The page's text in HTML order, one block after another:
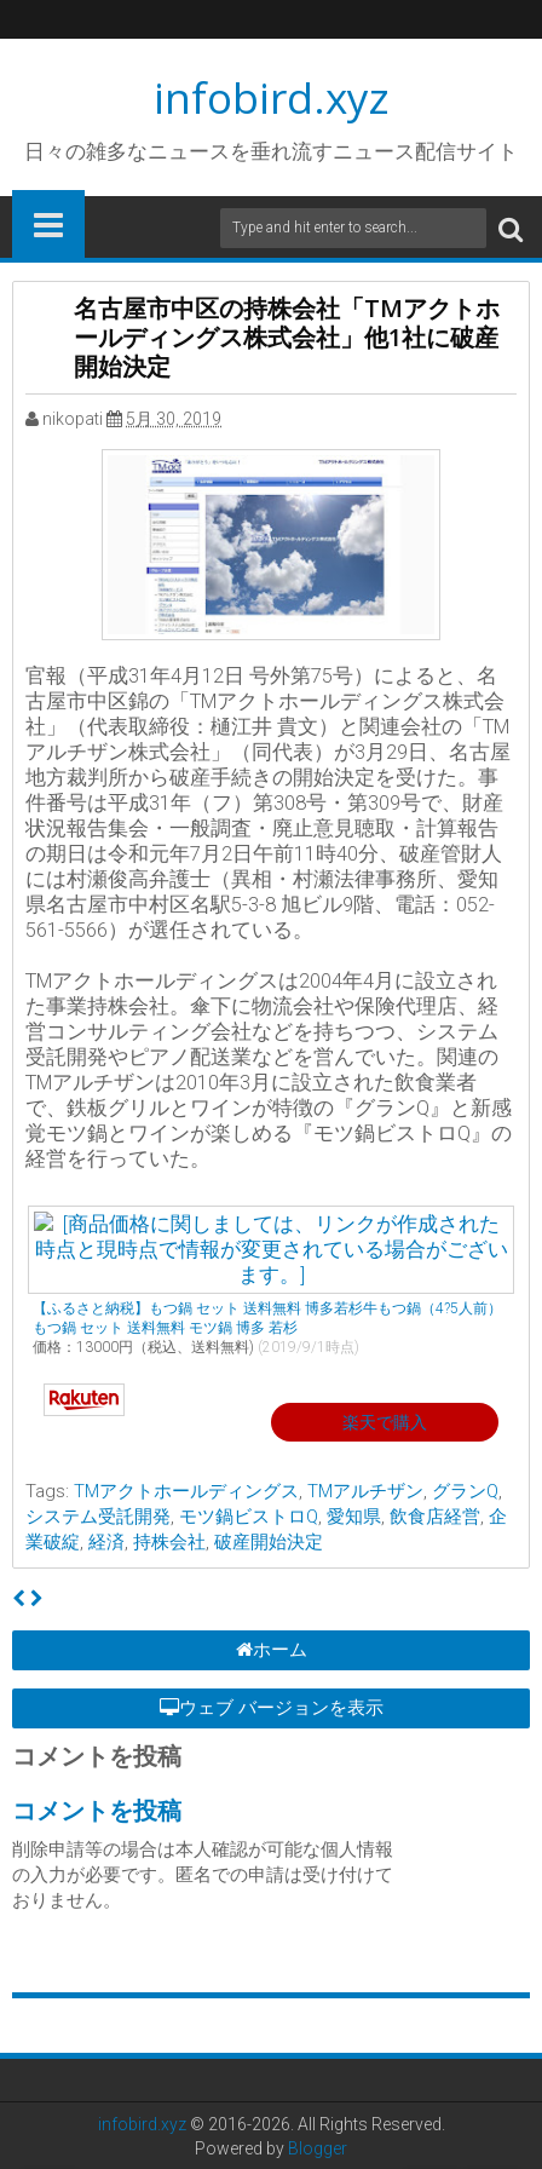
infobird.xyz
日々の雑多なニュースを垂れ流すニュース配信サイト
名古屋市中区の持株会社「TMアクトホ
ールディングス株式会社」他1社に破産
開始決定
nikopati 5月 30, 2019
官報（平成31年4月12日 号外第75号）によると、名
古屋市中区錦の「TMアクトホールディングス株式会
社」（代表取締役：樋江井 貴文）と関連会社の「TM
アルチザン株式会社」（同代表）が3月29日、名古屋
地方裁判所から破産手続きの開始決定を受けた。事
件番号は平成31年（フ）第308号・第309号で、財産
状況報告集会・一般調査・廃止意見聴取・計算報告
の期日は令和元年7月2日午前11時40分、破産管財人
には村瀬俊高弁護士（異相・村瀬法律事務所、愛知
県名古屋市中村区名駅5-3-8 旭ビル9階、電話：052-
561-5566）が選任されている。
TMアクトホールディングスは2004年4月に設立され
た事業持株会社。傘下に物流会社や保険代理店、経
営コンサルティング会社などを持ちつつ、システム
受託開発やピアノ配送業などを営んでいた。関連の
TMアルチザンは2010年3月に設立された飲食業者
で、鉄板グリルとワインが特徴の『グランQ』と新感
覚モツ鍋とワインが楽しめる『モツ鍋ビストロQ』の
経営を行っていた。
【ふるさと納税】もつ鍋 セット 送料無料 博多若杉牛もつ鍋（4?5人前）
もつ鍋 セット 送料無料 モツ鍋 博多 若杉
価格：13000円（税込、送料無料) (2019/9/1時点)
楽天で購入
Tags: TMアクトホールディングス, TMアルチザン, グランQ,
システム受託開発, モツ鍋ビストロQ, 愛知県, 飲食店経営, 企
業破綻, 経済, 持株会社, 破産開始決定
ホーム
ウェブ バージョンを表示
コメントを投稿
コメントを投稿
削除申請等の場合は本人確認が可能な個人情報
の入力が必要です。匿名での申請は受け付けて
おりません。
infobird.xyz© 2016-2026. All Rights Reserved.
Powered by Blogger